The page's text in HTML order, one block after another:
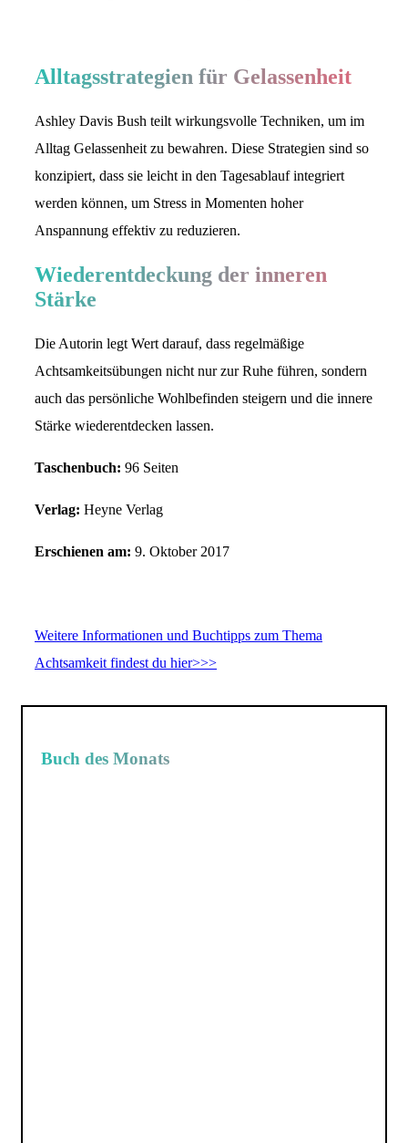
Alltagsstrategien für Gelassenheit
Ashley Davis Bush teilt wirkungsvolle Techniken, um im
Alltag Gelassenheit zu bewahren. Diese Strategien sind so
konzipiert, dass sie leicht in den Tagesablauf integriert
werden können, um Stress in Momenten hoher
Anspannung effektiv zu reduzieren.
Wiederentdeckung der inneren
Stärke
Die Autorin legt Wert darauf, dass regelmäßige
Achtsamkeitsübungen nicht nur zur Ruhe führen, sondern
auch das persönliche Wohlbefinden steigern und die innere
Stärke wiederentdecken lassen.
Taschenbuch: 96 Seiten
Verlag: Heyne Verlag
Erschienen am: 9. Oktober 2017
Weitere Informationen und Buchtipps zum Thema
Achtsamkeit findest du hier>>>
Buch des Monats